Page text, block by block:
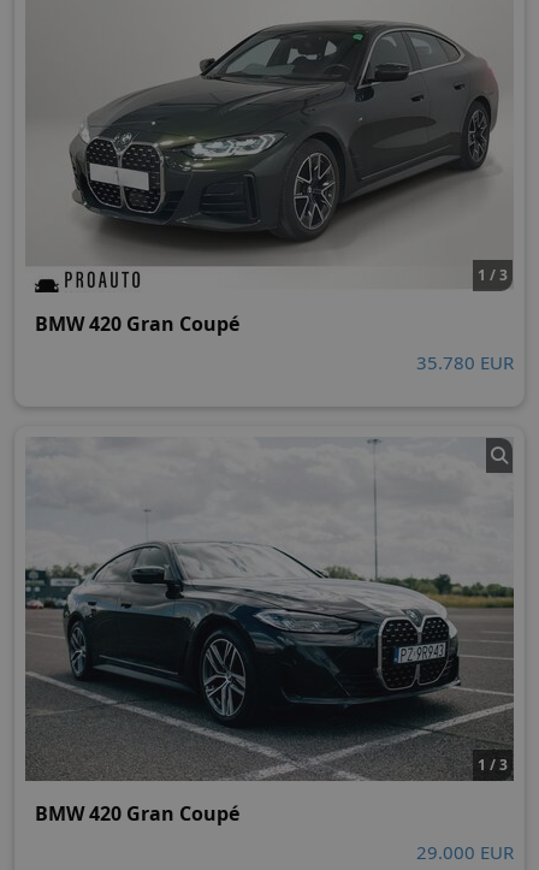
1 / 3
BMW 420 Gran Coupé
35.780 EUR
1 / 3
BMW 420 Gran Coupé
29.000 EUR